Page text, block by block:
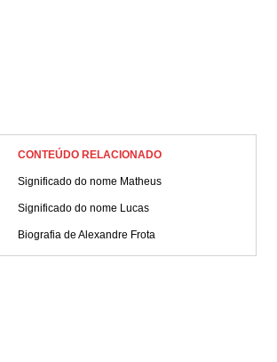
CONTEÚDO RELACIONADO
Significado do nome Matheus
Significado do nome Lucas
Biografia de Alexandre Frota